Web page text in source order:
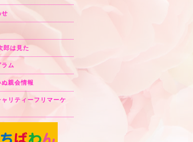
せ
郎は見た
ラム
親会情報
リティーフリマーケ